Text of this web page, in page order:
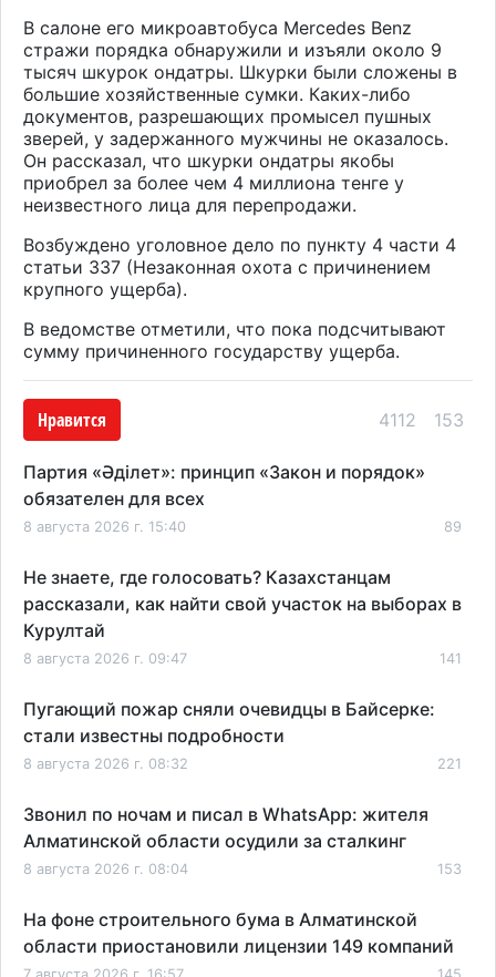
В салоне его микроавтобуса Mercedes Benz
стражи порядка обнаружили и изъяли около 9
тысяч шкурок ондатры. Шкурки были сложены в
большие хозяйственные сумки. Каких-либо
документов, разрешающих промысел пушных
зверей, у задержанного мужчины не оказалось.
Он рассказал, что шкурки ондатры якобы
приобрел за более чем 4 миллиона тенге у
неизвестного лица для перепродажи.
Возбуждено уголовное дело по пункту 4 части 4
статьи 337 (Незаконная охота с причинением
крупного ущерба).
В ведомстве отметили, что пока подсчитывают
сумму причиненного государству ущерба.
Нравится 4112 153
Партия «Әділет»: принцип «Закон и порядок»
обязателен для всех
8 августа 2026 г. 15:40 89
Не знаете, где голосовать? Казахстанцам
рассказали, как найти свой участок на выборах в
Курултай
8 августа 2026 г. 09:47 141
Пугающий пожар сняли очевидцы в Байсерке:
стали известны подробности
8 августа 2026 г. 08:32 221
Звонил по ночам и писал в WhatsApp: жителя
Алматинской области осудили за сталкинг
8 августа 2026 г. 08:04 153
На фоне строительного бума в Алматинской
области приостановили лицензии 149 компаний